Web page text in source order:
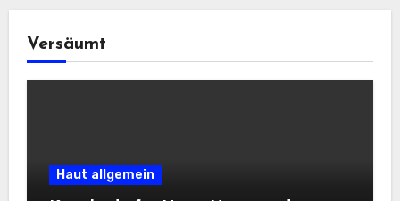
Versäumt
Haut allgemein